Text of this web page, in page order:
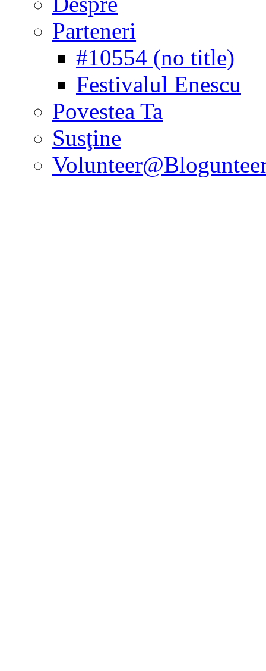
Parteneri
#10554 (no title)
Festivalul Enescu
Povestea Ta
Susţine